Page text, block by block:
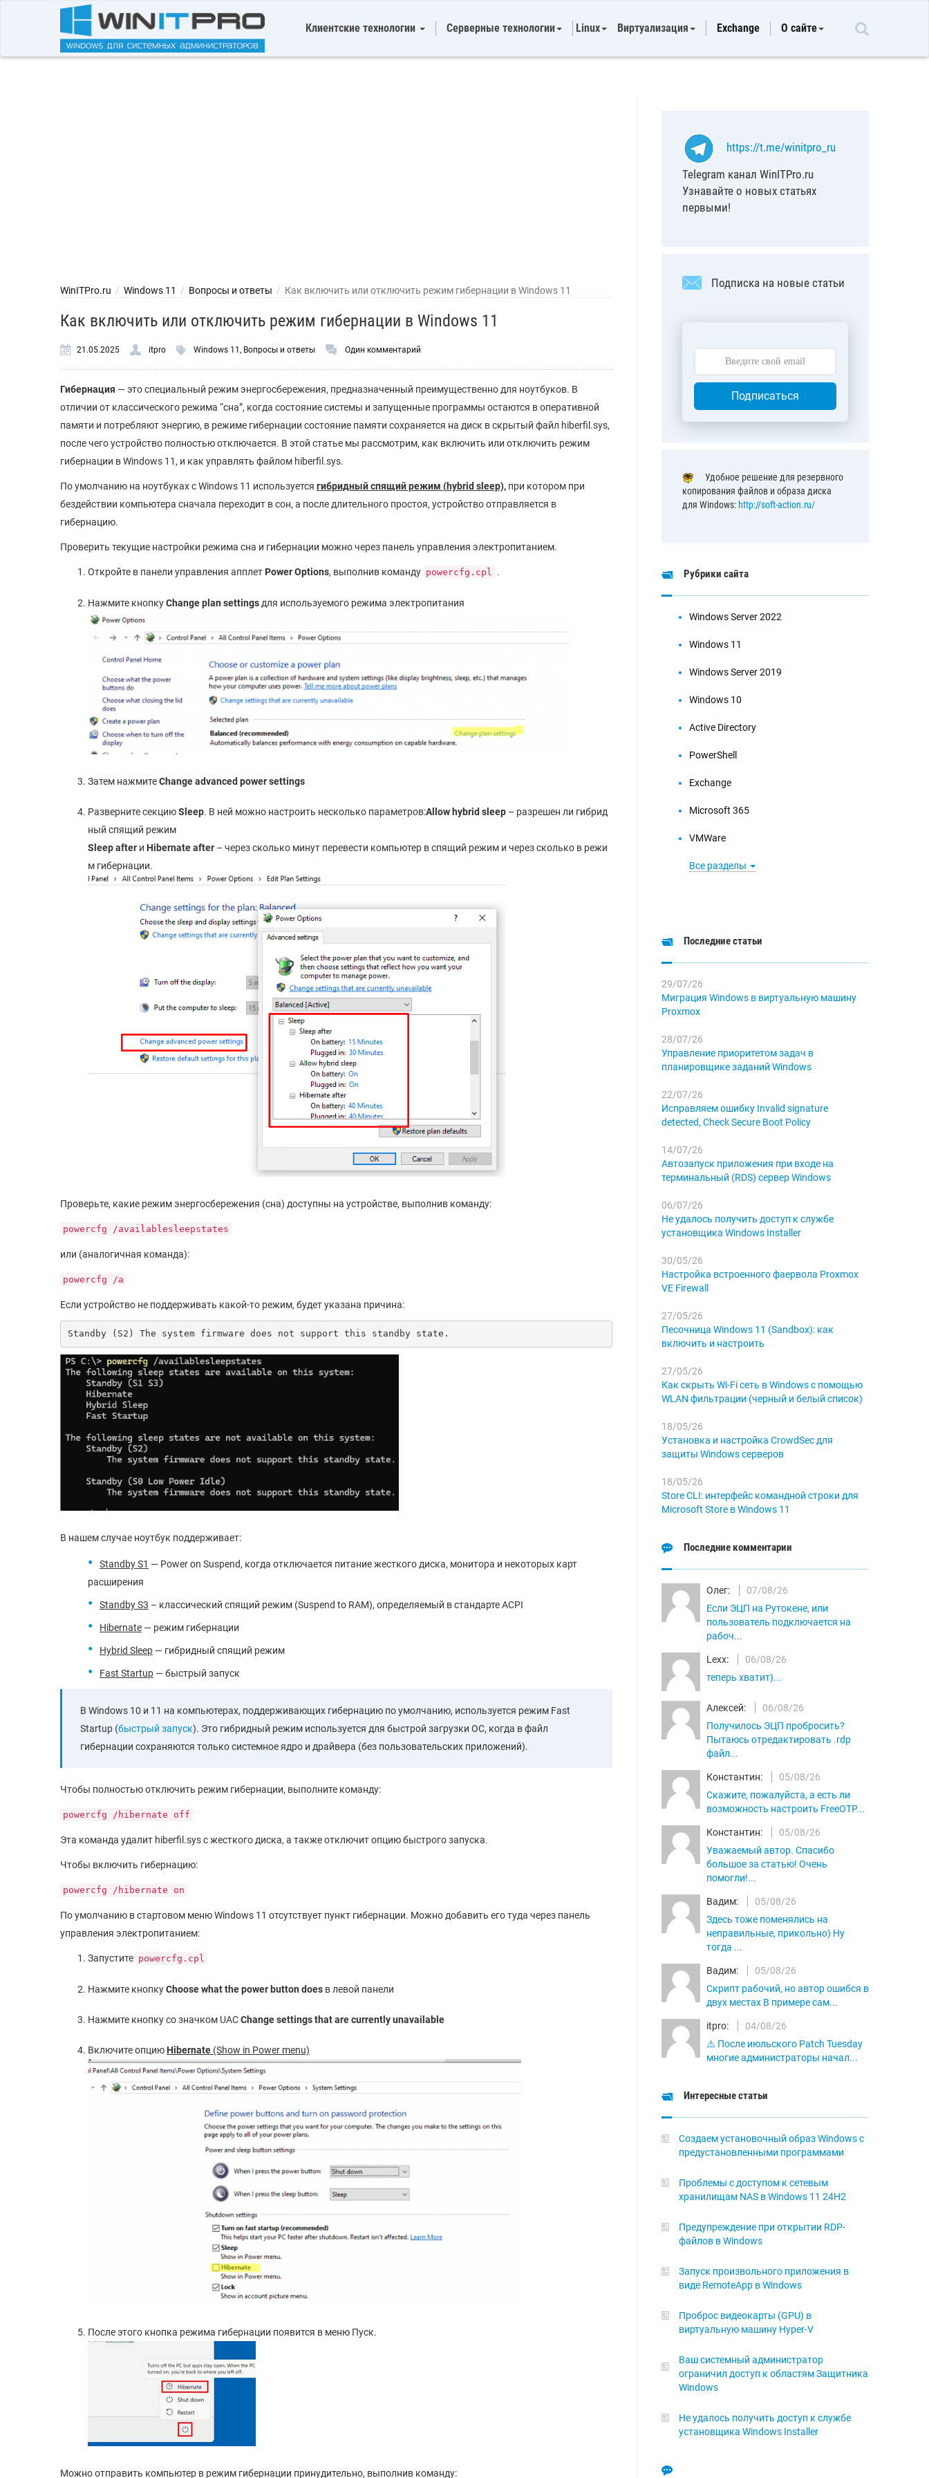
Клиентские технологии Серверные технологии Linux Виртуализация Exchange О сайте
WinITPro.ru / Windows 11 / Вопросы и ответы / Как включить или отключить режим гибернации в Windows 11
Как включить или отключить режим гибернации в Windows 11
21.05.2025 itpro Windows 11 , Вопросы и ответы Один комментарий
Гибернация — это специальный режим энергосбережения, предназначенный преимущественно для ноутбуков. В
отличии от классического режима “сна”, когда состояние системы и запущенные программы остаются в оперативной
памяти и потребляют энергию, в режиме гибернации состояние памяти сохраняется на диск в скрытый файл hiberfil.sys,
после чего устройство полностью отключается. В этой статье мы рассмотрим, как включить или отключить режим
гибернации в Windows 11, и как управлять файлом hiberfil.sys.
По умолчанию на ноутбуках с Windows 11 используется гибридный спящий режим (hybrid sleep), при котором при
бездействии компьютера сначала переходит в сон, а после длительного простоя, устройство отправляется в
гибернацию.
Проверить текущие настройки режима сна и гибернации можно через панель управления электропитанием.
Откройте в панели управления апплет Power Options, выполнив команду powercfg.cpl .
Нажмите кнопкуChange plan settings для используемого режима электропитания
Затем нажмитеChange advanced power settings
Разверните секциюSleep. В ней можно настроить несколько параметров:Allow hybrid sleep – разрешен ли гибрид
ный спящий режим
Sleep after и Hibernate after – через сколько минут перевести компьютер в спящий режим и через сколько в режи
м гибернации.
Проверьте, какие режим энергосбережения (сна) доступны на устройстве, выполнив команду:
powercfg /availablesleepstates
или (аналогичная команда):
powercfg /a
Если устройство не поддерживать какой-то режим, будет указана причина:
Standby (S2) The system firmware does not support this standby state.
В нашем случае ноутбук поддерживает:
Standby S1 — Power on Suspend, когда отключается питание жесткого диска, монитора и некоторых карт
расширения
Standby S3 – классический спящий режим (Suspend to RAM), определяемый в стандарте ACPI
Hibernate — режим гибернации
Hybrid Sleep — гибридный спящий режим
Fast Startup — быстрый запуск
В Windows 10 и 11 на компьютерах, поддерживающих гибернацию по умолчанию, используется режим Fast
Startup (быстрый запуск). Это гибридный режим используется для быстрой загрузки ОС, когда в файл
гибернации сохраняются только системное ядро и драйвера (без пользовательских приложений).
Чтобы полностью отключить режим гибернации, выполните команду:
powercfg /hibernate off
Эта команда удалит hiberfil.sys с жесткого диска, а также отключит опцию быстрого запуска.
Чтобы включить гибернацию:
powercfg /hibernate on
По умолчанию в стартовом меню Windows 11 отсутствует пункт гибернации. Можно добавить его туда через панель
управления электропитанием:
Запустите powercfg.cpl
Нажмите кнопкуChoose what the power button does в левой панели
Нажмите кнопку со значком UACChange settings that are currently unavailable
Включите опцию Hibernate (Show in Power menu)
После этого кнопка режима гибернации появится в меню Пуск.
Можно отправить компьютер в режим гибернации принудительно, выполнив команду:
https://t.me/winitpro_ru
Telegram канал WinITPro.ru
Узнавайте о новых статьях
первыми!
Подписка на новые статьи
Подписаться
Удобное решение для резервного
копирования файлов и образа диска
для Windows: http://soft-action.ru/
Рубрики сайта
Windows Server 2022
Windows 11
Windows Server 2019
Windows 10
Active Directory
PowerShell
Exchange
Microsoft 365
VMWare
Все разделы
Последние статьи
29/07/26
Миграция Windows в виртуальную машину
Proxmox
28/07/26
Управление приоритетом задач в
планировщике заданий Windows
22/07/26
Исправляем ошибку Invalid signature
detected, Check Secure Boot Policy
14/07/26
Автозапуск приложения при входе на
терминальный (RDS) сервер Windows
06/07/26
Не удалось получить доступ к службе
установщика Windows Installer
30/05/26
Настройка встроенного фаервола Proxmox
VE Firewall
27/05/26
Песочница Windows 11 (Sandbox): как
включить и настроить
27/05/26
Как скрыть Wi-Fi сеть в Windows с помощью
WLAN фильтрации (черный и белый список)
18/05/26
Установка и настройка CrowdSec для
защиты Windows серверов
18/05/26
Store CLI: интерфейс командной строки для
Microsoft Store в Windows 11
Последние комментарии
Олег:
07/08/26
Если ЭЦП на Рутокене, или
пользователь подключается на
рабоч...
Lexx:
06/08/26
теперь хватит)...
Алексей:
06/08/26
Получилось ЭЦП пробросить?
Пытаюсь отредактировать .rdp
файл...
Константин:
05/08/26
Скажите, пожалуйста, а есть ли
возможность настроить FreeOTP...
Константин:
05/08/26
Уважаемый автор. Спасибо
большое за статью! Очень
помогли!...
Вадим:
05/08/26
Здесь тоже поменялись на
неправильные, прикольно) Ну
тогда ...
Вадим:
05/08/26
Скрипт рабочий, но автор ошибся в
двух местах В примере сам...
itpro:
04/08/26
⚠️ После июльского Patch Tuesday
многие администраторы начал...
Интересные статьи
Создаем установочный образ Windows с
предустановленными программами
Проблемы с доступом к сетевым
хранилищам NAS в Windows 11 24H2
Предупреждение при открытии RDP-
файлов в Windows
Запуск произвольного приложения в
виде RemoteApp в Windows
Проброс видеокарты (GPU) в
виртуальную машину Hyper-V
Ваш системный администратор
ограничил доступ к областям Защитника
Windows
Не удалось получить доступ к службе
установщика Windows Installer